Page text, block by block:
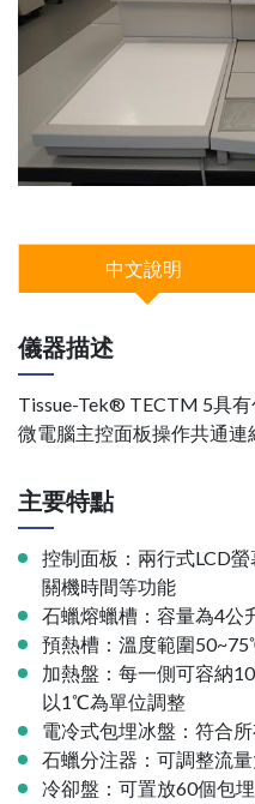
中文說明
儀器描述
Tissue-Tek® TECTM 5具
微電腦主控面板操作共通連
主要特點
控制面板：兩行式LCD
關機時間等功能
石蠟熔蠟槽：容量為4公
預熱槽：溫度範圍
加熱盤：每一側可容納
以1℃為單位調整
電冷式包埋冰盤：符合
石蠟分注器：可調整流
冷卻盤：可置放60個包